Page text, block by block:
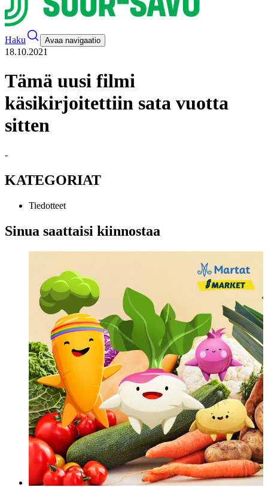
Haku Avaa navigaatio
18.10.2021
Tämä uusi filmi
käsikirjoitettiin sata vuotta
sitten
-
KATEGORIAT
Tiedotteet
Sinua saattaisi kiinnostaa